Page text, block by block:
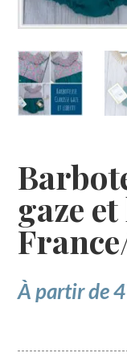
gaze
À partir de